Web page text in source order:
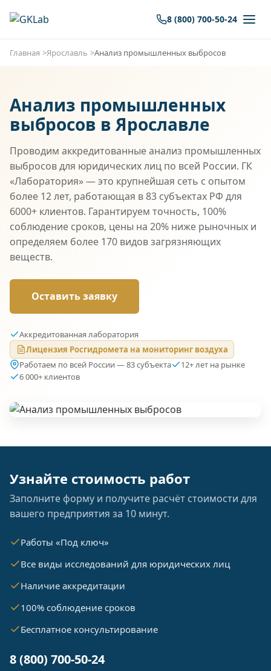
8 (800) 700-50-24
Главная Ярославль Анализ промышленных выбросов
Анализ промышленных
выбросов в Ярославле
Проводим аккредитованные анализ промышленных
выбросов для юридических лиц по всей России. ГК
«Лаборатория» — это крупнейшая сеть с опытом
более 12 лет, работающая в 83 субъектах РФ для
6000+ клиентов. Гарантируем точность, 100%
соблюдение сроков, цены на 20% ниже рыночных и
определяем более 170 видов загрязняющих
веществ.
Оставить заявку
Аккредитованная лаборатория
Лицензия Росгидромета на мониторинг воздуха
Работаем по всей России — 83 субъекта
12+ лет на рынке
6 000+ клиентов
Узнайте стоимость работ
Заполните форму и получите расчёт стоимости для
вашего предприятия за 10 минут.
Работы «Под ключ»
Все виды исследований для юридических лиц
Наличие аккредитации
100% соблюдение сроков
Бесплатное консультирование
8 (800) 700-50-24